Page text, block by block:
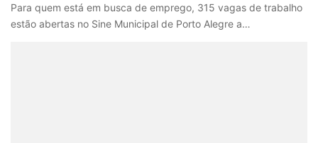
Para quem está em busca de emprego, 315 vagas de trabalho
estão abertas no Sine Municipal de Porto Alegre a…